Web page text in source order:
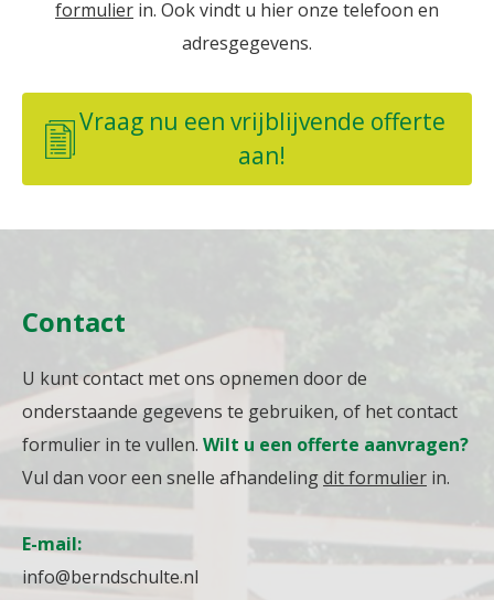
formulier in. Ook vindt u hier onze telefoon en
adresgegevens.
Vraag nu een vrijblijvende offerte
aan!
Contact
U kunt contact met ons opnemen door de
onderstaande gegevens te gebruiken, of het contact
formulier in te vullen. Wilt u een offerte aanvragen?
Vul dan voor een snelle afhandelingdit formulier in.
E-mail:
info@berndschulte.nl